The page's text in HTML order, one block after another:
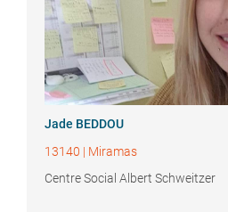
Jade BEDDOU
13140 | Miramas
Centre Social Albert Schweitzer